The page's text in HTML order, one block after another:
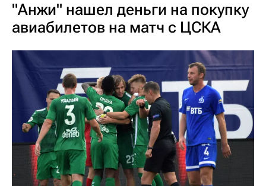
"Анжи" нашел деньги на покупку
авиабилетов на матч с ЦСКА